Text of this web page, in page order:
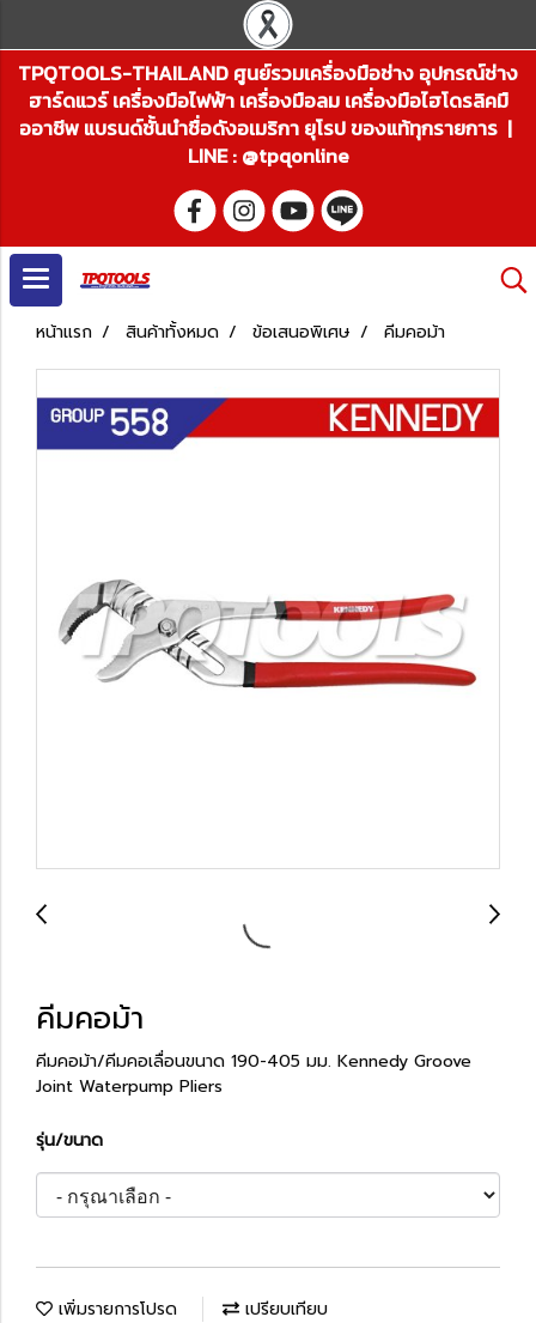
TPQTOOLS-THAILAND ศูนย์รวมเครื่องมือช่าง อุปกรณ์ช่าง
ฮาร์ดแวร์ เครื่องมือไฟฟ้า เครื่องมือลม เครื่องมือไฮโดรลิคมื
ออาชีพ แบรนด์ชั้นนำชื่อดังอเมริกา ยุโรป ของแท้ทุกรายการ |
LINE : @tpqonline
หน้าแรก สินค้าทั้งหมด ข้อเสนอพิเศษ คีมคอม้า
คีมคอม้า
คีมคอม้า/คีมคอเลื่อนขนาด 190-405 มม. Kennedy Groove
Joint Waterpump Pliers
รุ่น/ขนาด
เพิ่มรายการโปรด เปรียบเทียบ